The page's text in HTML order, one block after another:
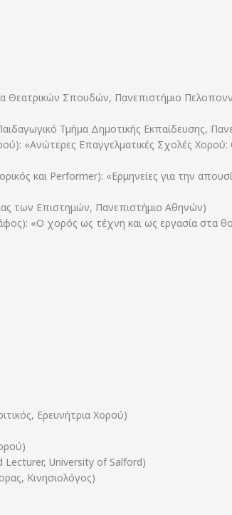
Σπουδών, Πανεπιστήμιο
Τμήμα Δημοτικής Εκπαίδευσης,
«Ανώτερες Επαγγελματικές Σχολές Χορού:
και Performer): «Ερμηνείες για την
των Επιστημών, Πανεπιστήμιο Αθηνών)
«Ο χορός ως τέχνη και ως εργασία στα
Ερευνήτρια Χορού)
Lecturer, University of Salford)
Κινησιολόγος)